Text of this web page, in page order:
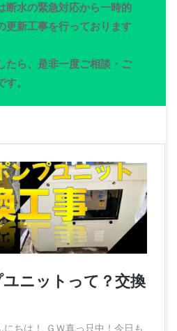
断水の緊急対応から一時的
更新工事を行っております
たら、是非一度ご相談・ご
。